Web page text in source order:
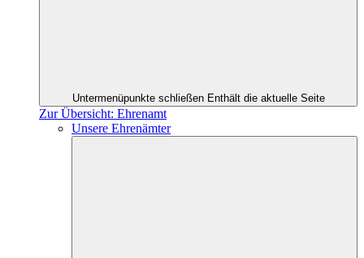
Untermenüpunkte schließen Enthält die aktuelle Seite
Zur Übersicht: Ehrenamt
Unsere Ehrenämter